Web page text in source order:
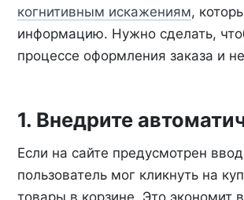
когнитивным искажениям,
информацию. Нужно сделать,
процессе оформления заказа и
1. Внедрите
Если на сайте предусмотрен
пользователь мог кликнуть на